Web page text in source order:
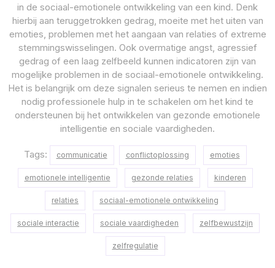
in de sociaal-emotionele ontwikkeling van een kind. Denk
hierbij aan teruggetrokken gedrag, moeite met het uiten van
emoties, problemen met het aangaan van relaties of extreme
stemmingswisselingen. Ook overmatige angst, agressief
gedrag of een laag zelfbeeld kunnen indicatoren zijn van
mogelijke problemen in de sociaal-emotionele ontwikkeling.
Het is belangrijk om deze signalen serieus te nemen en indien
nodig professionele hulp in te schakelen om het kind te
ondersteunen bij het ontwikkelen van gezonde emotionele
intelligentie en sociale vaardigheden.
Tags: communicatie conflictoplossing emoties
emotionele intelligentie gezonde relaties kinderen
relaties sociaal-emotionele ontwikkeling
sociale interactie sociale vaardigheden zelfbewustzijn
zelfregulatie